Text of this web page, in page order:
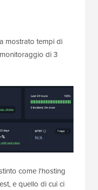
mostrato tempi di
di 3
come l'hosting
e quello di cui ci